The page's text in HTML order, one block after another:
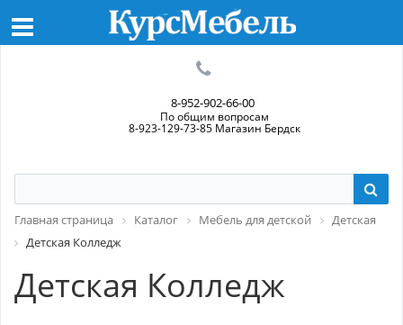
8-952-902-66-00
По общим вопросам
8-923-129-73-85 Магазин Бердск
Главная страница Каталог Мебель для детской
Детская
Детская Колледж
Детская Колледж